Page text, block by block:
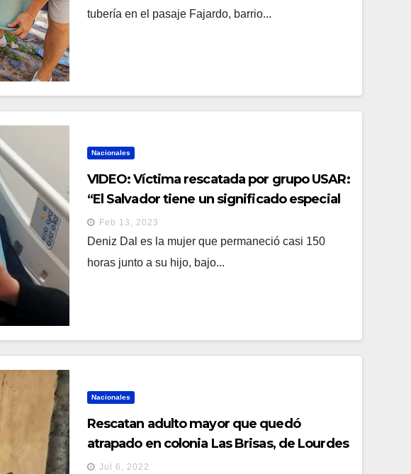
tubería en el pasaje Fajardo, barrio...
Nacionales
VIDEO: Víctima rescatada por grupo USAR:
“El Salvador tiene un significado especial
para mí”
Feb 13, 2023
Deniz Dal es la mujer que permaneció casi 150
horas junto a su hijo, bajo...
Nacionales
Rescatan adulto mayor que quedó
atrapado en colonia Las Brisas, de Lourdes
Jul 6, 2022